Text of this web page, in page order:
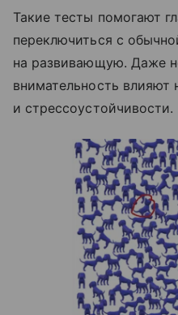
Такие тесты помогают
переключиться с
на развивающую. Даже
внимательность влияют
и стрессоустойчивости.